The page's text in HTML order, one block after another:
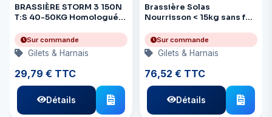
BRASSIÈRE STORM 3 150N
T:S 40-50KG Homologué
Sur commande
Gilets & Harnais
29,79 € TTC
Détails
Brassière Solas
Nourrisson < 15kg sans feu
Sur commande
Gilets & Harnais
76,52 € TTC
Détails